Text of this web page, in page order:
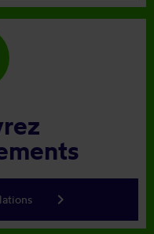
keyboard_arrow_right